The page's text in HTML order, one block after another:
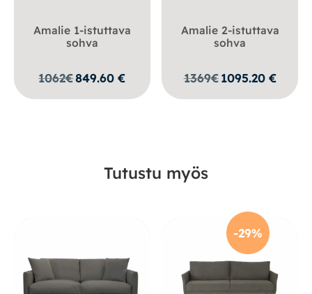
Amalie 1-istuttava
sohva
1062€849.60€
Amalie 2-istuttava
sohva
1369€ 1095.20 €
Tutustu myös
-29%